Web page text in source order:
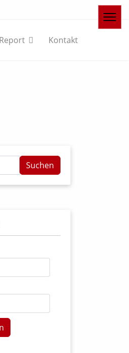
Kontakt
Suchen